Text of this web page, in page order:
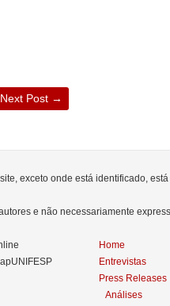
Next Post →
exceto onde está identificado,
e não necessariamente
Home
Entrevistas
Press Releases
Análises